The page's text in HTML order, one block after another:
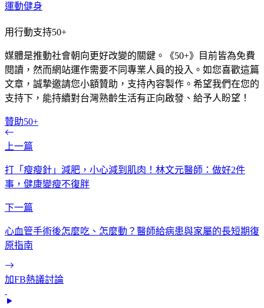
運動健身
用行動支持50+
媒體是推動社會朝向更好改變的關鍵。《50+》目前皆為免費
閱讀，然而網站運作需要不同專業人員的投入。如您喜歡這篇
文章，誠摯邀請您小額贊助，支持內容製作。希望我們在您的
支持下，能持續對台灣熟齡生活有正向啟發、給予人盼望！
贊助50+
上一篇
打「瘦瘦針」減肥，小心減到肌肉！林文元醫師：做好2件
事，健康變瘦不復胖
下一篇
心血管手術後怎麼吃、怎麼動？醫師給病患與家屬的長短期復
原指南
加FB熱議討論